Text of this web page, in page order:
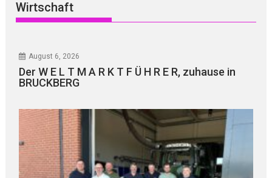
Wirtschaft
August 6, 2026
Der W E L T M A R K T F Ü H R E R, zuhause in
BRUCKBERG